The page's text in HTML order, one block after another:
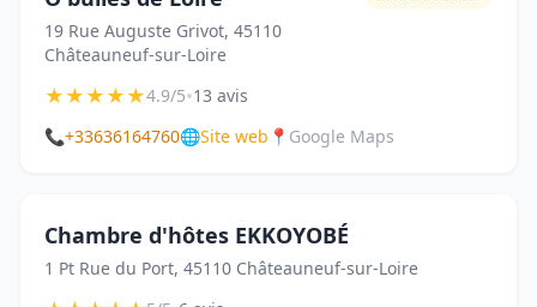
19 Rue Auguste Grivot, 45110
Châteauneuf-sur-Loire
★★★★★4.9/5•13 avis
📞+33636164760🌐Site web 📍 Google Maps
Chambre d'hôtes EKKOYOBÉ
1 Pt Rue du Port, 45110 Châteauneuf-sur-Loire